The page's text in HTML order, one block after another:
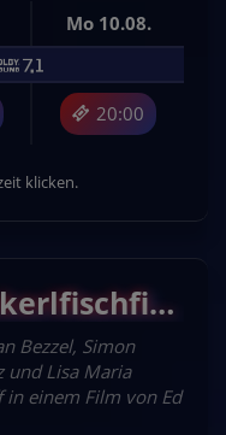
Mo 10.08.
20:00
klicken.
Steckerlfischfiasko
Bezzel, Simon
und Lisa Maria
in einem Film von Ed